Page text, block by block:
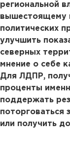
региональной
вышестоящему
политических
улучшить
северных
мнение о себе
Для ЛДПР,
проценты
поддержать
поторговаться
или получить